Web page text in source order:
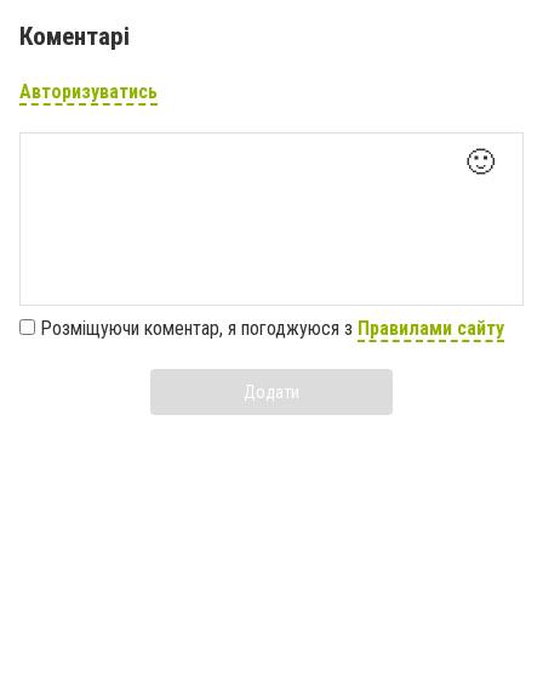
Коментарі
Авторизуватись
🙂
Розміщуючи коментар, я погоджуюся з Правилами сайту
Додати